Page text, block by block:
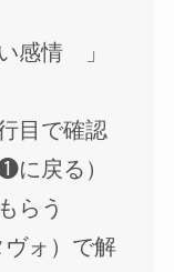
感情 」
目で確認
に戻る）
らう
ォ）で解